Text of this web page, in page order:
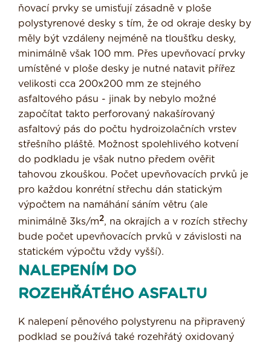
ňovací prvky se umisťují zásadně v ploše
polystyrenové desky s tím, že od okraje desky by
měly být vzdáleny nejméně na tloušťku desky,
minimálně však 100 mm. Přes upevňovací prvky
umístěné v ploše desky je nutné natavit přířez
velikosti cca 200x200 mm ze stejného
asfaltového pásu - jinak by nebylo možné
započítat takto perforovaný nakašírovaný
asfaltový pás do počtu hydroizolačních vrstev
střešního pláště. Možnost spolehlivého kotvení
do podkladu je však nutno předem ověřit
tahovou zkouškou. Počet upevňovacích prvků je
pro každou konrétní střechu dán statickým
výpočtem na namáhání sáním větru (ale
minimálně 3ks/m2, na okrajích a v rozích střechy
bude počet upevňovacích prvků v závislosti na
statickém výpočtu vždy vyšší).
NALEPENÍM DO
ROZEHŘÁTÉHO ASFALTU
K nalepení pěnového polystyrenu na připravený
podklad se používá také rozehřátý oxidovaný